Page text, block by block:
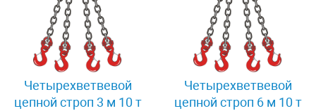
Четырехветвевой
цепной строп 3 м 10 т
Четырехветвевой
цепной строп 6 м 10 т